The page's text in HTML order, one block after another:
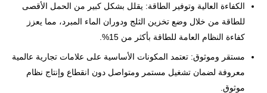
الكفاءة العالية وتوفير الطاقة: يقلل بشكل كبير من الحمل الأقصى
للطاقة من خلال وضع تخزين الثلج ودوران الماء المبرد، مما يعزز
كفاءة النظام العامة للطاقة بأكثر من 15%.
مستقر وموثوق: تعتمد المكونات الأساسية على علامات تجارية عالمية
معروفة لضمان تشغيل مستمر ومتواصل دون انقطاع وإنتاج نظام
موثوق.